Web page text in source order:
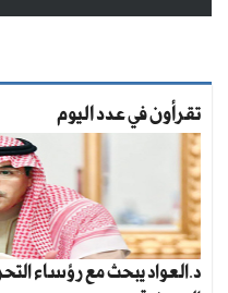
تقرأون في عدد اليوم
د.العواد يبحث مع رؤساء